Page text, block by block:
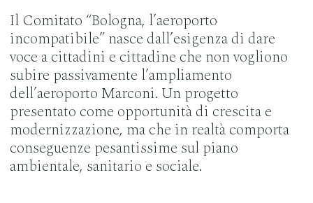
Il Comitato “Bologna, l’aeroporto
incompatibile” nasce dall’esigenza di dare
voce a cittadini e cittadine che non vogliono
subire passivamente l’ampliamento
dell’aeroporto Marconi. Un progetto
presentato come opportunità di crescita e
modernizzazione, ma che in realtà comporta
conseguenze pesantissime sul piano
ambientale, sanitario e sociale.